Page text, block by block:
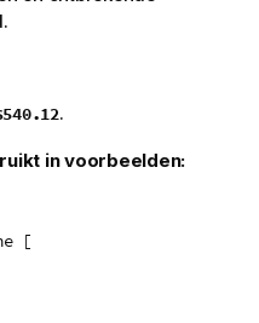
.
in voorbeelden:
[